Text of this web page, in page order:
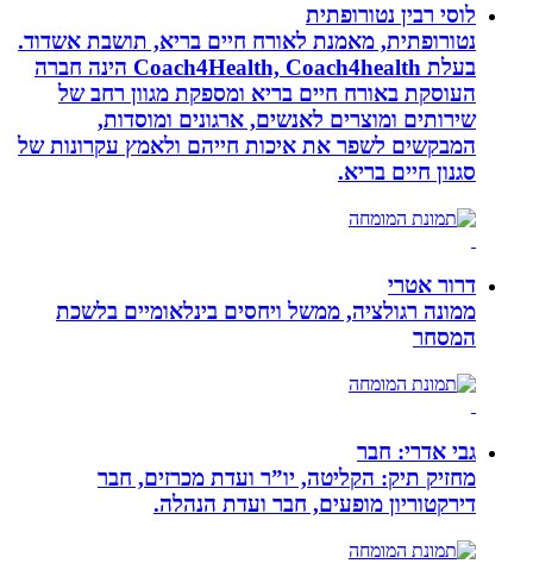
לוסי רבין נטורופתית
נטורופתית, מאמנת לאורח חיים בריא, תושבת אשדוד.
בעלת Coach4Health, Coach4health הינה חברה
העוסקת באורח חיים בריא ומספקת מגוון רחב של
שירותים ומוצרים לאנשים, ארגונים ומוסדות,
המבקשים לשפר את איכות חייהם ולאמץ עקרונות של
סגנון חיים בריא.
דרור אטרי
ממונה רגולציה, ממשל ויחסים בינלאומיים בלשכת
המסחר
גבי אדרי: חבר
מחזיק תיק: הקליטה, יו”ר ועדת מכרזים, חבר
דירקטוריון מופעים, חבר ועדת הנהלה.